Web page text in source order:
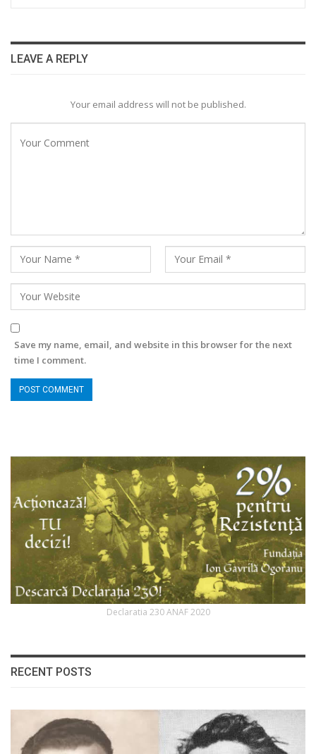
LEAVE A REPLY
Your email address will not be published.
Save my name, email, and website in this browser for the next
time I comment.
Declaratia 230 ANAF 2020
RECENT POSTS